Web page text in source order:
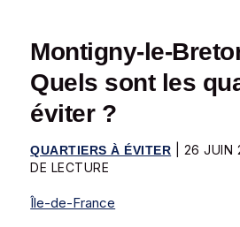
Montigny-le-
Quels sont les
éviter ?
QUARTIERS À ÉVITER 26 JUIN
DE LECTURE
Île-de-France